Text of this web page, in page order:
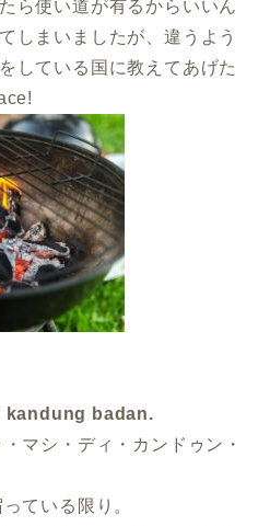
ら使い道が有るからいいん
しまいましたが、違うよう
している国に教えてあげた
kandung badan.
マシ・ディ・カンドゥン・
ている限り。